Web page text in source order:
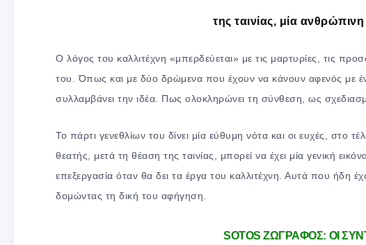
της ταινίας, μία
Ο λόγος του καλλιτέχνη «μπερδεύεται» με τις μαρτυρίες, τις
του. Όπως και με δύο δρώμενα που έχουν να κάνουν αφενός με
συλλαμβάνει την ιδέα. Πως ολοκληρώνει τη σύνθεση, ως
Το πάρτι γενεθλίων του δίνει μία εύθυμη νότα και οι ευχές, στο
θεατής, μετά τη θέαση της ταινίας, μπορεί να έχει μία γενική
επεξεργασία όταν θα δει τα έργα του καλλιτέχνη. Αυτά που ήδη
δομώντας τη δική του αφήγηση.
SOTOS ΖΩΓΡΑΦΟΣ: ΟΙ